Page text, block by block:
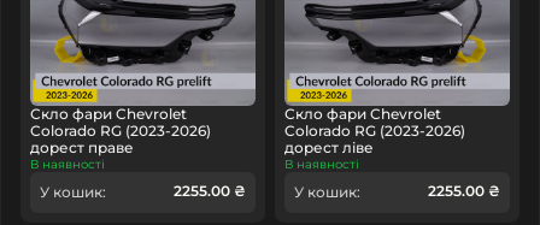
Скло фари Chevrolet
Colorado RG (2023-2026)
дорест праве
В наявності
У кошик: 2255.00 ₴
Скло фари Chevrolet
Colorado RG (2023-2026)
дорест ліве
В наявності
У кошик: 2255.00 ₴